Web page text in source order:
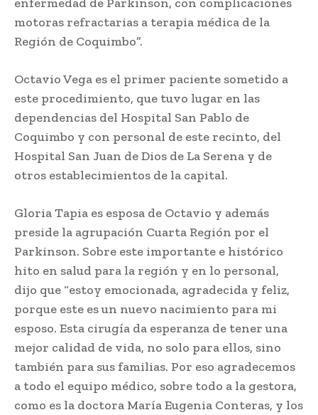
motoras refractarias a terapia médica de la
Región de Coquimbo”.
Octavio Vega es el primer paciente sometido a
este procedimiento, que tuvo lugar en las
dependencias del Hospital San Pablo de
Coquimbo y con personal de este recinto, del
Hospital San Juan de Dios de La Serena y de
otros establecimientos de la capital.
Gloria Tapia es esposa de Octavio y además
preside la agrupación Cuarta Región por el
Parkinson. Sobre este importante e histórico
hito en salud para la región y en lo personal,
dijo que “estoy emocionada, agradecida y feliz,
porque este es un nuevo nacimiento para mi
esposo. Esta cirugía da esperanza de tener una
mejor calidad de vida, no solo para ellos, sino
también para sus familias. Por eso agradecemos
a todo el equipo médico, sobre todo a la gestora,
como es la doctora María Eugenia Conteras, y los